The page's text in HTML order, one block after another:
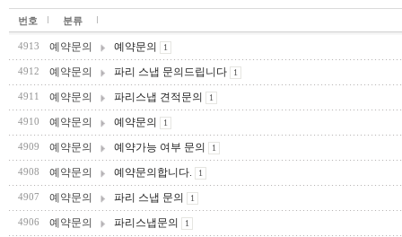
번호 분류
4913 예약문의 예약문의 1
4912 예약문의 파리 스냅 문의드립니다 1
4911 예약문의 파리스냅 견적문의 1
4910 예약문의 예약문의 1
4909 예약문의 예약가능 여부 문의 1
4908 예약문의 예약문의합니다. 1
4907 예약문의 파리 스냅 문의 1
4906 예약문의 파리스냅문의 1